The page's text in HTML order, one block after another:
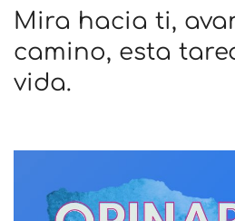
Mira hacia ti,
camino, esta
vida.